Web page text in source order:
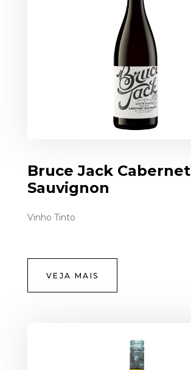
Bruce Jack Cabernet
Sauvignon
Vinho Tinto
VEJA MAIS